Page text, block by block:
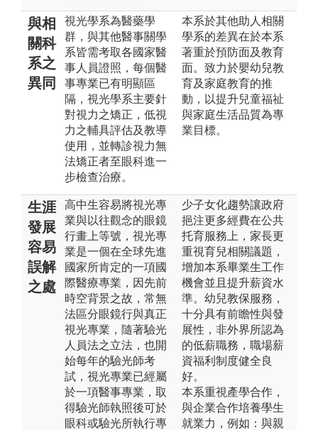
與相
關科
系之
異同
視光學系為醫藥學
群，與其他醫事關學
系皆需考取各國家醫
事人員證照，每個醫
事專業已有明顯區
隔，視光學系主要針
對視力之矯正，低視
力之輔具評估及教導
使用，並轉診視力無
法矯正者至眼科進一
步檢查治療。
本系於其他助人相關
學系的差異在於本系
著重於預防面及教育
面。致力於嬰幼兒教
育及家庭教育的推
動，以提升兒童福祉
與家庭生活品質為專
業目標。
生涯
發展
容易
誤解
之處
高中生容易將視光專
業與以往觀念的眼鏡
行畫上等號，視光專
業是一個在全球先進
國家所肯定的一項國
際醫療專業，因先前
時空背景之故，常無
法區分眼鏡行與真正
視光專業，隨著驗光
人員法之立法，也開
始每年的驗光師考
試，視光專業已經屬
於一項醫事專業，取
得驗光師執照後可於
眼科或驗光所執行專
少子女化趨勢讓政府
挹注更多經費在公共
托育服務上，家長更
重視育兒相關議題，
增加本系畢業生工作
機會並且提升薪資水
準。幼兒教保服務，
十分具有前瞻性與發
展性，非外界所認為
的低薪職務，職場薪
資福利制度健全良
好。
本系重視產學合作，
與企業合作培養學生
就業力，例如：與親